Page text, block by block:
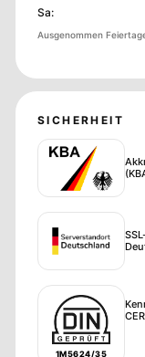
Sa:
Ausgenommen
SICHERHEIT
1M5624/35